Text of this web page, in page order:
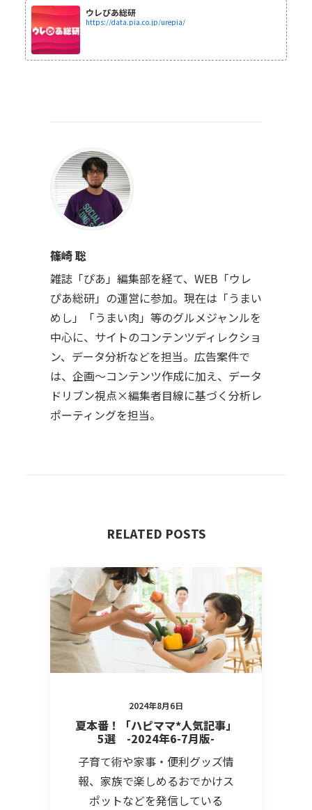
ウレぴあ総研
https://data.pia.co.jp/urepia/
篠崎 聡
雑誌「ぴあ」編集部を経て、WEB「ウレ
ぴあ総研」の運営に参加。現在は「うまい
めし」「うまい肉」等のグルメジャンルを
中心に、サイトのコンテンツディレクショ
ン、データ分析などを担当。広告案件で
は、企画～コンテンツ作成に加え、データ
ドリブン視点×編集者目線に基づく分析レ
ポーティングを担当。
RELATED POSTS
2024年8月6日
夏本番！「ハピママ*人気記事」
5選 -2024年6-7月版-
子育て術や家事・便利グッズ情
報、家族で楽しめるおでかけス
ポットなどを発信している